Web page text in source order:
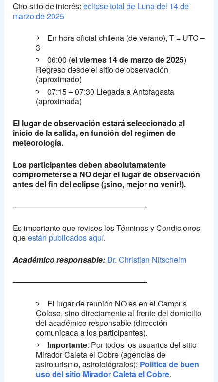
Otro sitio de interés:eclipse total de Luna del 14 de
marzo de 2025
En hora oficial chilena (de verano), T = UTC –
3
06:00 (el viernes 14 de marzo de 2025)
Regreso desde el sitio de observación
(aproximado)
07:15 – 07:30 Llegada a Antofagasta
(aproximada)
El lugar de observación estará seleccionado al
inicio de la salida, en función del regimen de
meteorología.
Los participantes deben absolutamatente
comprometerse a NO dejar el lugar de observación
antes del fin del eclipse (¡sino, mejor no venir!).
—————————————————-
Es importante que revises los Términos y Condiciones
queestán publicados aquí.
Académico responsable: Dr. Christian Nitschelm
—————————————————-
El lugar de reunión NO es en el Campus
Coloso, sino directamente al frente del domicilio
del académico responsable (dirección
comunicada a los participantes).
Importante: Por todos los usuarios del sitio
Mirador Caleta el Cobre (agencias de
astroturismo, astrofotógrafos): Politica de buen
uso del sitio Mirador Caleta el Cobre.